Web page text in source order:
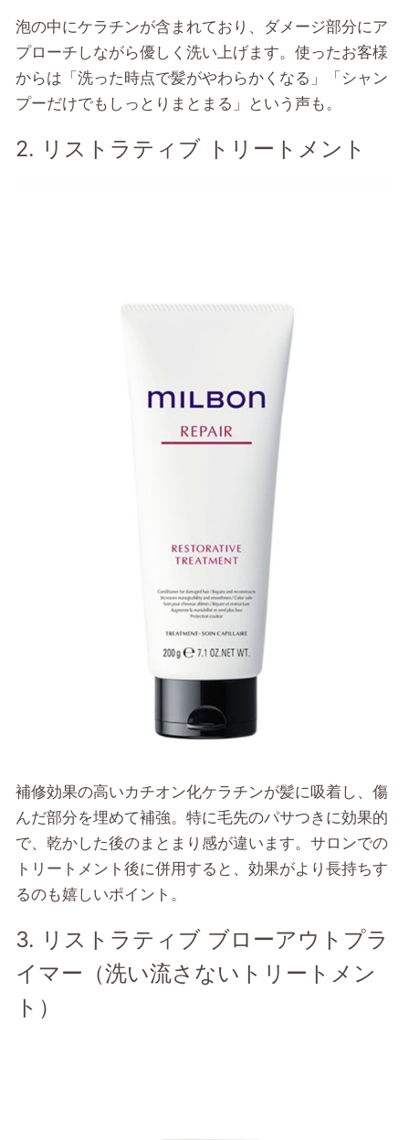
泡の中にケラチンが含まれており、ダメージ部分にア
プローチしながら優しく洗い上げます。使ったお客様
からは「洗った時点で髪がやわらかくなる」「シャン
プーだけでもしっとりまとまる」という声も。
2. リストラティブ トリートメント
補修効果の高いカチオン化ケラチンが髪に吸着し、傷
んだ部分を埋めて補強。特に毛先のパサつきに効果的
で、乾かした後のまとまり感が違います。サロンでの
トリートメント後に併用すると、効果がより長持ちす
るのも嬉しいポイント。
3. リストラティブ ブローアウトプラ
イマー（洗い流さないトリートメン
ト）